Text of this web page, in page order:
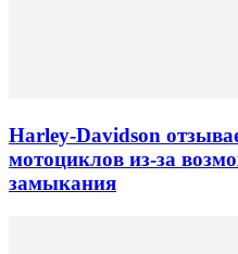
Harley-Davidson
мотоциклов из-за
замыкания